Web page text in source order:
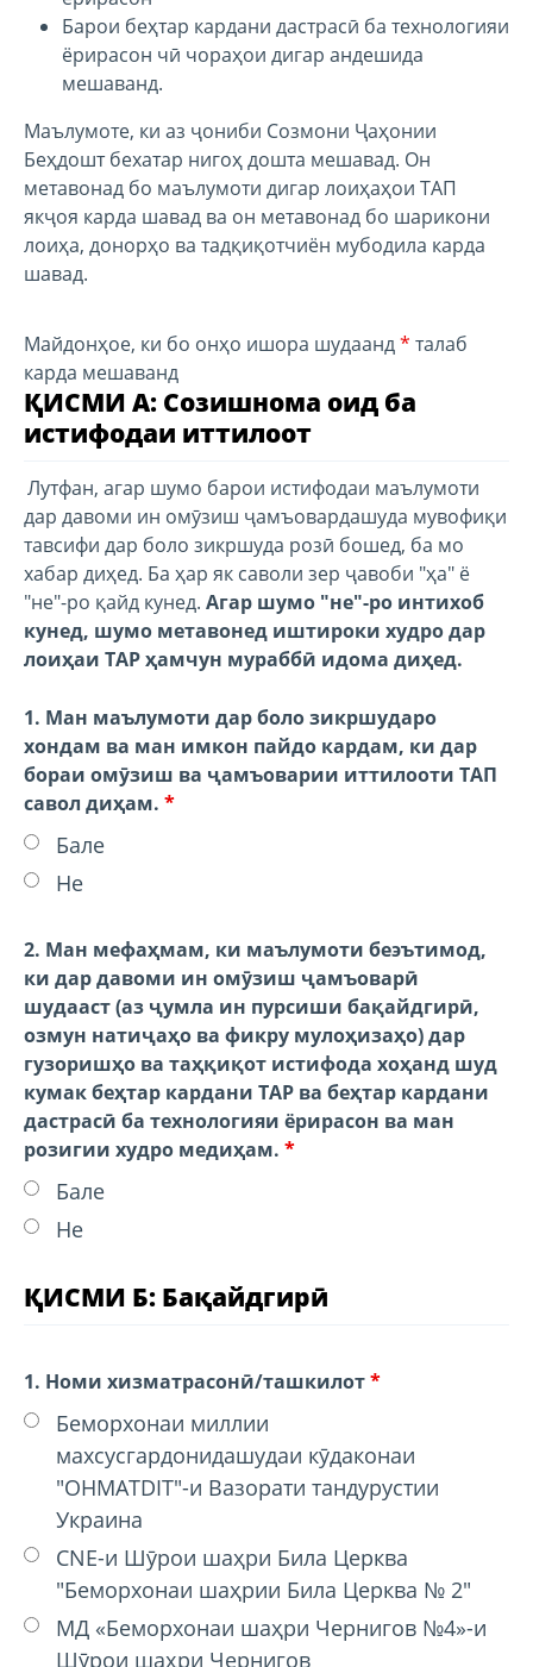
Барои беҳтар кардани дастрасӣ ба технологияи
ёрирасон чӣ чораҳои дигар андешида
мешаванд.
Маълумоте, ки аз ҷониби Созмони Ҷаҳонии
Беҳдошт бехатар нигоҳ дошта мешавад. Он
метавонад бо маълумоти дигар лоиҳаҳои ТАП
якҷоя карда шавад ва он метавонад бо шарикони
лоиҳа, донорҳо ва тадқиқотчиён мубодила карда
шавад.
Майдонҳое, ки бо онҳо ишора шудаанд* талаб
карда мешаванд
ҚИСМИ А: Созишнома оид ба
истифодаи иттилоот
Лутфан, агар шумо барои истифодаи маълумоти
дар давоми ин омӯзиш ҷамъовардашуда мувофиқи
тавсифи дар боло зикршуда розӣ бошед, ба мо
хабар диҳед. Ба ҳар як саволи зер ҷавоби "ҳа" ё
"не"-ро қайд кунед. Агар шумо "не"-ро интихоб
кунед, шумо метавонед иштироки худро дар
лоиҳаи TAP ҳамчун мураббӣ идома диҳед.
1. Ман маълумоти дар боло зикршударо
хондам ва ман имкон пайдо кардам, ки дар
бораи омӯзиш ва ҷамъоварии иттилооти ТАП
савол диҳам. *
Бале
Не
2. Ман мефаҳмам, ки маълумоти беэътимод,
ки дар давоми ин омӯзиш ҷамъоварӣ
шудааст (аз ҷумла ин пурсиши бақайдгирӣ,
озмун натиҷаҳо ва фикру мулоҳизаҳо) дар
гузоришҳо ва таҳқиқот истифода хоҳанд шуд
кумак беҳтар кардани TAP ва беҳтар кардани
дастрасӣ ба технологияи ёрирасон ва ман
розигии худро медиҳам. *
Бале
Не
ҚИСМИ Б: Бақайдгирӣ
1. Номи хизматрасонӣ/ташкилот*
Беморхонаи миллии
махсусгардонидашудаи кӯдаконаи
"OHMATDIT"-и Вазорати тандурустии
Украина
CNE-и Шӯрои шаҳри Била Церква
"Беморхонаи шаҳрии Била Церква № 2"
МД «Беморхонаи шаҳри Чернигов №4»-и
Шӯрои шаҳри Чернигов